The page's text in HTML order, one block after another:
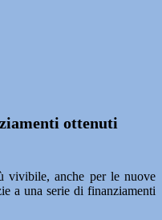
ottenuti
vivibile, anche per le nuove
a una serie di finanziamenti